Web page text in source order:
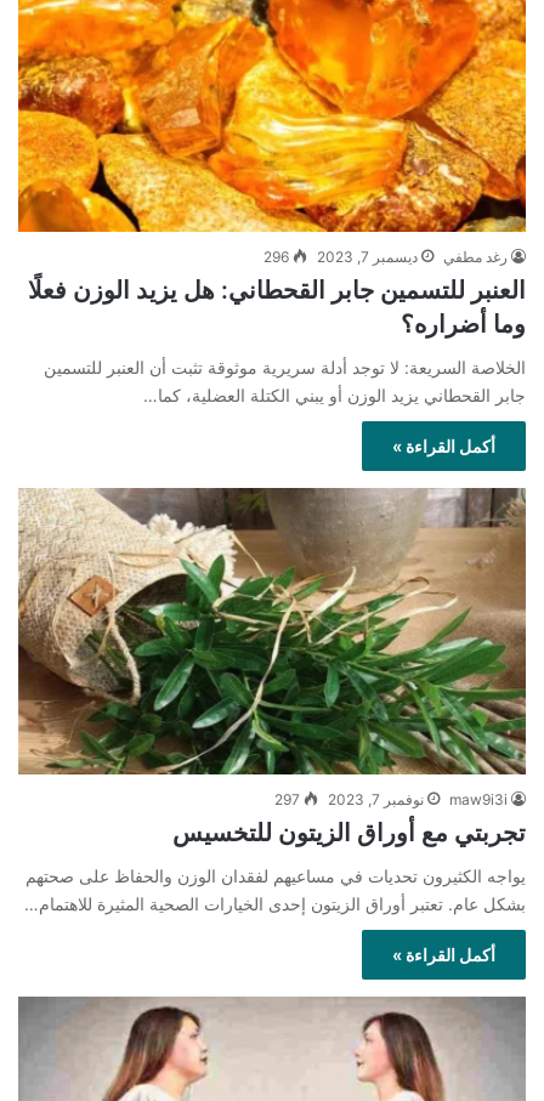
رغد مطفي ديسمبر 7, 2023 296
العنبر للتسمين جابر القحطاني: هل يزيد الوزن فعلًا
وما أضراره؟
الخلاصة السريعة: لا توجد أدلة سريرية موثوقة تثبت أن العنبر للتسمين
جابر القحطاني يزيد الوزن أو يبني الكتلة العضلية، كما…
أكمل القراءة »
maw9i3i نوفمبر 7, 2023 297
تجربتي مع أوراق الزيتون للتخسيس
يواجه الكثيرون تحديات في مساعيهم لفقدان الوزن والحفاظ على صحتهم
بشكل عام. تعتبر أوراق الزيتون إحدى الخيارات الصحية المثيرة للاهتمام…
أكمل القراءة »